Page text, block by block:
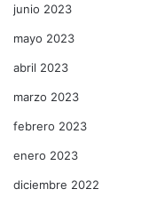
junio 2023
mayo 2023
abril 2023
marzo 2023
febrero 2023
enero 2023
diciembre 2022